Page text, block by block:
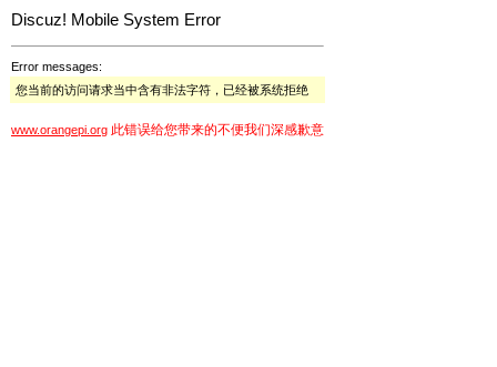
Discuz! Mobile System Error
Error messages:
您当前的访问请求当中含有非法字符，已经被系统拒绝
www.orangepi.org 此错误给您带来的不便我们深感歉意